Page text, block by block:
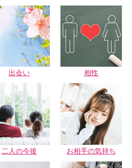
出会い 相性
二人の今後 お相手の気持ち